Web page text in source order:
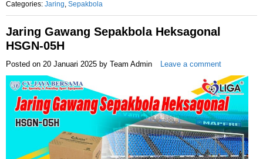
Categories: Jaring Sepakbola
Jaring Gawang Sepakbola Heksagonal
HSGN-05H
Posted on 20 Januari 2025 by Team Admin Leave a comment